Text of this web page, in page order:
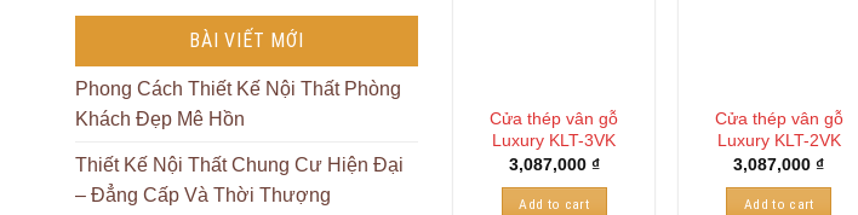
BÀI VIẾT MỚI
Phong Cách Thiết Kế Nội Thất Phòng
Khách Đẹp Mê Hồn
Thiết Kế Nội Thất Chung Cư Hiện Đại
– Đẳng Cấp Và Thời Thượng
Cửa thép vân gỗ
Luxury KLT-3VK
3,087,000 ₫
Add to cart
Cửa thép vân gỗ
Luxury KLT-2VK
3,087,000₫
Add to cart